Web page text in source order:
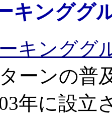
キンググ
キンググ
ーンの普
年に設立